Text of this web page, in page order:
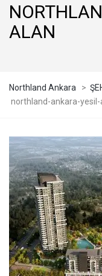
ALAN
Northland Ankara >
northland-ankara-yesil-